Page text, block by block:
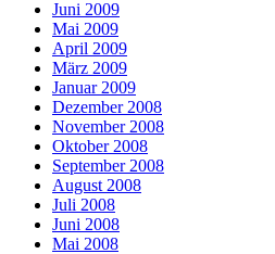
Juni 2009
Mai 2009
April 2009
März 2009
Januar 2009
Dezember 2008
November 2008
Oktober 2008
September 2008
August 2008
Juli 2008
Juni 2008
Mai 2008